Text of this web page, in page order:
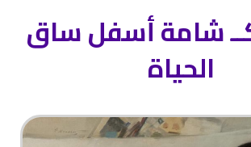
شامة أسفل ساق
الحياة